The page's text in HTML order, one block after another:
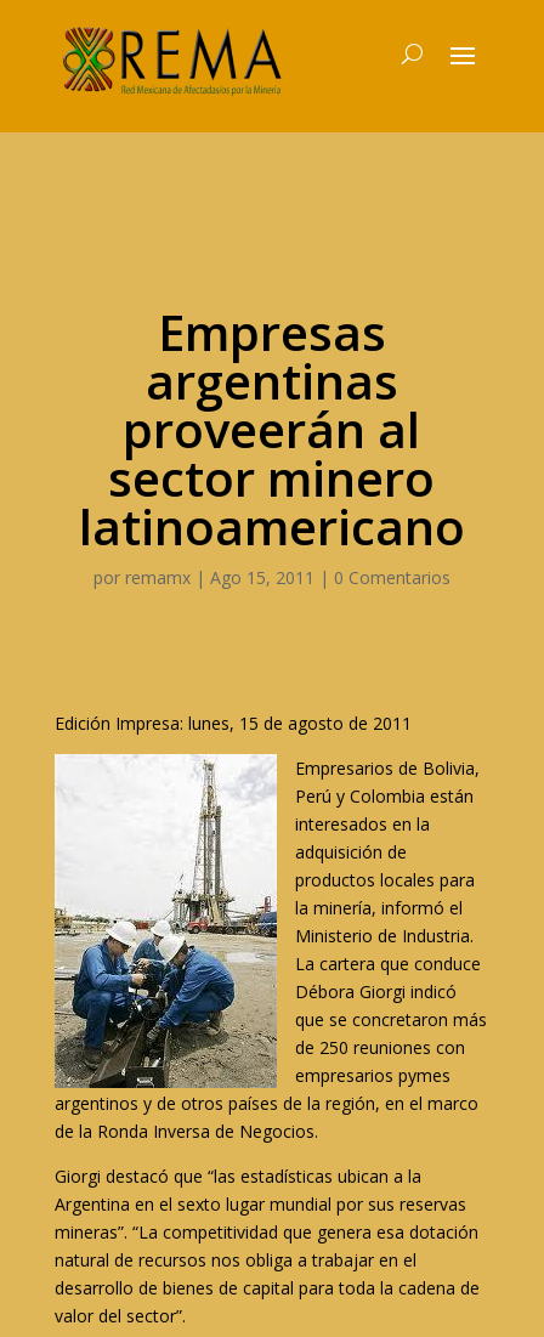
Empresas
argentinas
proveerán al
sector minero
latinoamericano
por remamx| Ago 15, 2011 | 0 Comentarios
Edición Impresa: lunes, 15 de agosto de 2011
Empresarios de Bolivia,
Perú y Colombia están
interesados en la
adquisición de
productos locales para
la minería, informó el
Ministerio de Industria.
La cartera que conduce
Débora Giorgi indicó
que se concretaron más
de 250 reuniones con
empresarios pymes
argentinos y de otros países de la región, en el marco
de la Ronda Inversa de Negocios.
Giorgi destacó que “las estadísticas ubican a la
Argentina en el sexto lugar mundial por sus reservas
mineras”. “La competitividad que genera esa dotación
natural de recursos nos obliga a trabajar en el
desarrollo de bienes de capital para toda la cadena de
valor del sector”.